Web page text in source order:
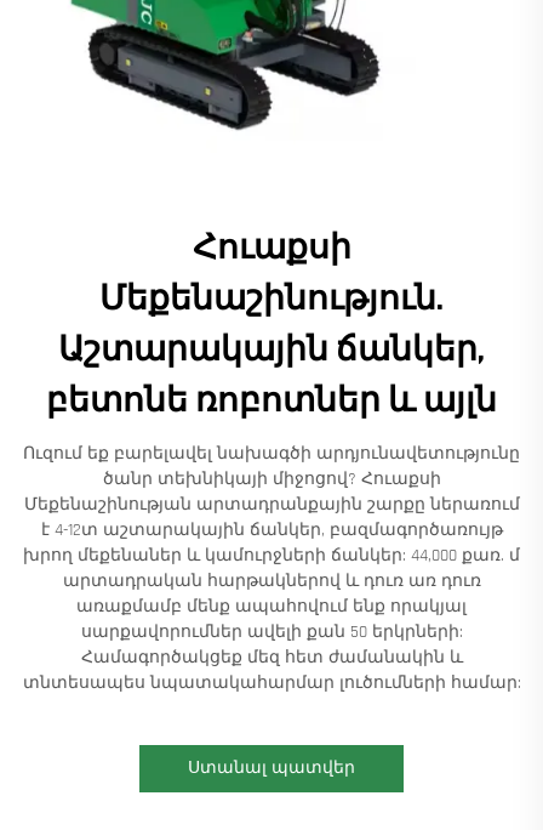
Հուաքսի
Մեքենաշինություն.
Աշտարակային ճանկեր,
բետոնե ռոբոտներ և այլն
Ուզում եք բարելավել նախագծի արդյունավետությունը
ծանր տեխնիկայի միջոցով? Հուաքսի
Մեքենաշինության արտադրանքային շարքը ներառում
է 4-12տ աշտարակային ճանկեր, բազմագործառույթ
խրող մեքենաներ և կամուրջների ճանկեր: 44,000 քառ. մ
արտադրական հարթակներով և դուռ առ դուռ
առաքմամբ մենք ապահովում ենք որակյալ
սարքավորումներ ավելի քան 50 երկրների:
Համագործակցեք մեզ հետ ժամանակին և
տնտեսապես նպատակահարմար լուծումների համար:
Ստանալ պատվեր